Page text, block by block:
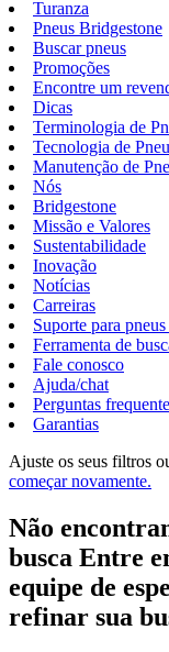
Turanza
Pneus Bridgestone
Buscar pneus
Promoções
Encontre um
Dicas
Terminologia de
Tecnologia de
Manutenção de
Nós
Bridgestone
Missão e Valores
Sustentabilidade
Inovação
Notícias
Carreiras
Suporte para
Ferramenta de
Fale conosco
Ajuda/chat
Perguntas
Garantias
Ajuste os seus filtros
começar novamente.
Não
busca Entre
equipe de
refinar sua